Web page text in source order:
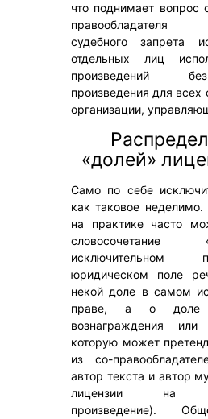
что поднимает вопрос
правообладателя
судебного запрета
отдельных лиц
произведений
произведения для всех
организации,
«долей»
Само по себе
как таковое
на практике часто
юридическом поле
некой доле в самом
праве, а о доле
вознаграждения
которую может
из со-
автор текста и автор
лицензии на
произведение).